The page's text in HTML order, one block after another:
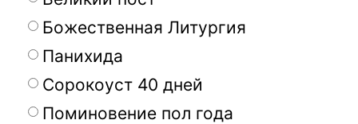
Божественная Литургия
Панихида
Сорокоуст 40 дней
Поминовение пол года